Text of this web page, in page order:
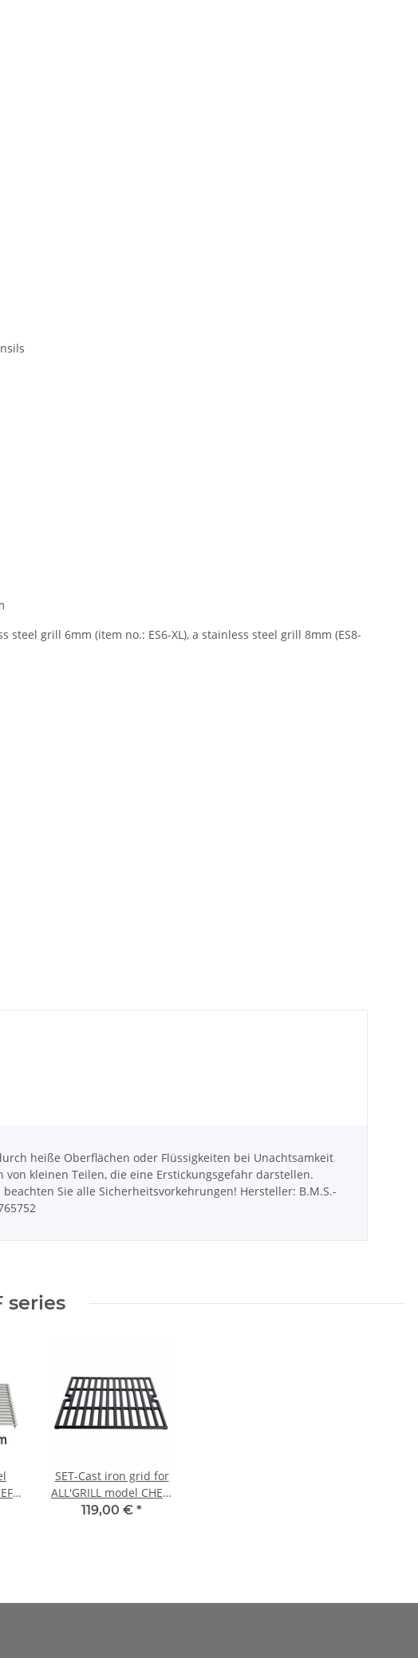
grill 6mm (item no.: ES6-XL), a stainless steel grill 8mm (ES8-
heiße Oberflächen oder Flüssigkeiten bei Unachtsamkeit
kleinen Teilen, die eine Erstickungsgefahr darstellen.
Sie alle Sicherheitsvorkehrungen! Hersteller: B.M.S.-
series
SET-Cast iron grid for
ALL'GRILL model CHEF-
XL
119,00 € *